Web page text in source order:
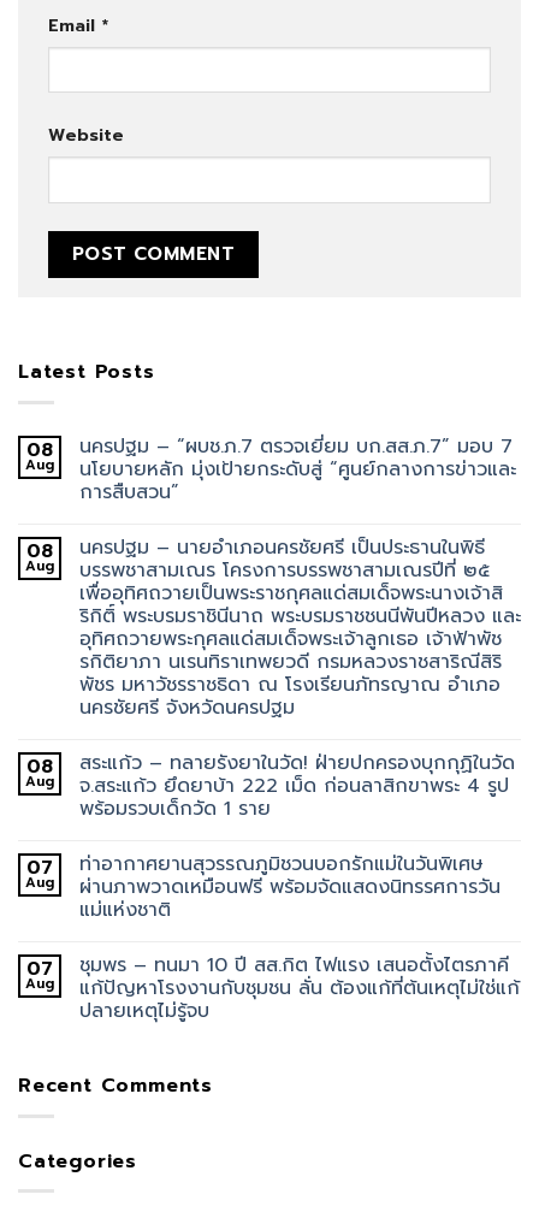
Email *
Website
Latest Posts
08
Aug
นครปฐม – “ผบช.ภ.7 ตรวจเยี่ยม บก.สส.ภ.7” มอบ 7
นโยบายหลัก มุ่งเป้ายกระดับสู่ “ศูนย์กลางการข่าวและ
การสืบสวน”
08
Aug
นครปฐม – นายอำเภอนครชัยศรี เป็นประธานในพิธี
บรรพชาสามเณร โครงการบรรพชาสามเณรปีที่ ๒๕
เพื่ออุทิศถวายเป็นพระราชกุศลแด่สมเด็จพระนางเจ้าสิ
ริกิติ์ พระบรมราชินีนาถ พระบรมราชชนนีพันปีหลวง และ
อุทิศถวายพระกุศลแด่สมเด็จพระเจ้าลูกเธอ เจ้าฟ้าพัช
รกิติยาภา นเรนทิราเทพยวดี กรมหลวงราชสาริณีสิริ
พัชร มหาวัชรราชธิดา ณ โรงเรียนภัทรญาณ อำเภอ
นครชัยศรี จังหวัดนครปฐม
08
Aug
สระแก้ว – ทลายรังยาในวัด! ฝ่ายปกครองบุกกุฏิในวัด
จ.สระแก้ว ยึดยาบ้า 222 เม็ด ก่อนลาสิกขาพระ 4 รูป
พร้อมรวบเด็กวัด 1 ราย
07
Aug
ท่าอากาศยานสุวรรณภูมิชวนบอกรักแม่ในวันพิเศษ
ผ่านภาพวาดเหมือนฟรี พร้อมจัดแสดงนิทรรศการวัน
แม่แห่งชาติ
07
Aug
ชุมพร – ทนมา 10 ปี สส.กิต ไฟแรง เสนอตั้งไตรภาคี
แก้ปัญหาโรงงานกับชุมชน ลั่น ต้องแก้ที่ต้นเหตุไม่ใช่แก้
ปลายเหตุไม่รู้จบ
Recent Comments
Categories